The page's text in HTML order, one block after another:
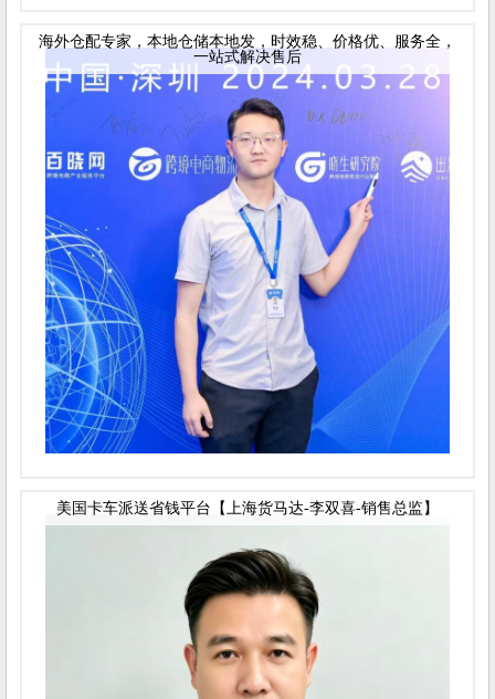
海外仓配专家，本地仓储本地发，时效稳、价格优、服务全，
一站式解决售后
美国卡车派送省钱平台【上海货马达-李双喜-销售总监】